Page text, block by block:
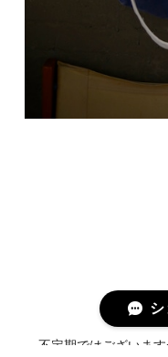
不定期ではございま
シ